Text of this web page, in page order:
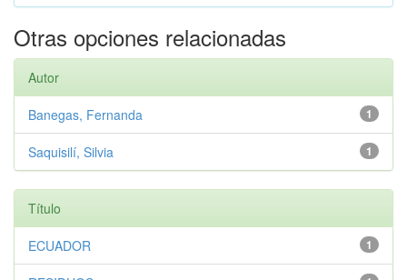
Otras opciones relacionadas
Autor
1
Banegas, Fernanda
1
Saquisilí, Silvia
Título
1
ECUADOR